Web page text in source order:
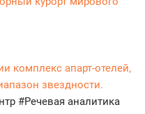
комплекс апарт-отелей,
звездности.
#Речевая аналитика